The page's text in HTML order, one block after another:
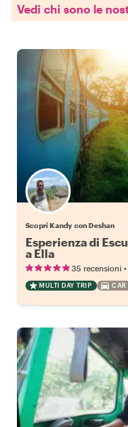
Vedi chi sono le
Scopri Kandy con Deshan
Esperienza di
a Ella
35 recensioni •
MULTI DAY TRIP CAR